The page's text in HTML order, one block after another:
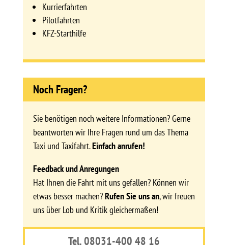
Kurrierfahrten
Pilotfahrten
KFZ-Starthilfe
Noch Fragen?
Sie benötigen noch weitere Informationen? Gerne
beantworten wir Ihre Fragen rund um das Thema
Taxi und Taxifahrt.Einfach anrufen!
Feedback und Anregungen
Hat Ihnen die Fahrt mit uns gefallen? Können wir
etwas besser machen?Rufen Sie uns an, wir freuen
uns über Lob und Kritik gleichermaßen!
Tel. 08031-400 48 16